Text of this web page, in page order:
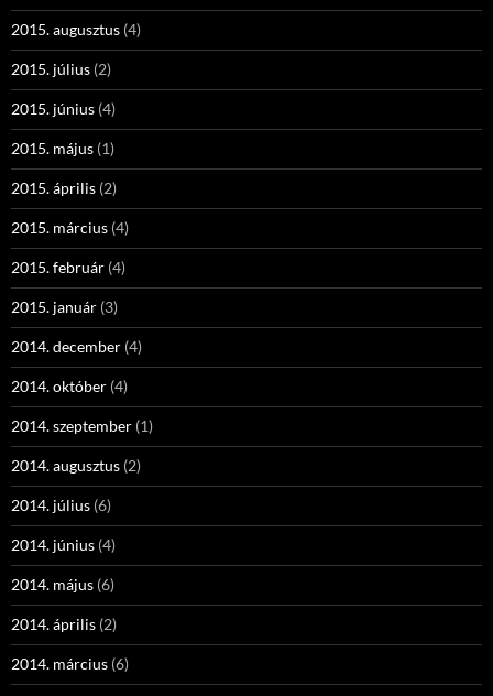
2015. augusztus (4)
2015. július (2)
2015. június (4)
2015. május (1)
2015. április (2)
2015. március (4)
2015. február (4)
2015. január (3)
2014. december (4)
2014. október (4)
2014. szeptember (1)
2014. augusztus (2)
2014. július (6)
2014. június (4)
2014. május (6)
2014. április (2)
2014. március (6)